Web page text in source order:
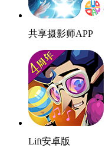
共享摄影师APP
Lift安卓版